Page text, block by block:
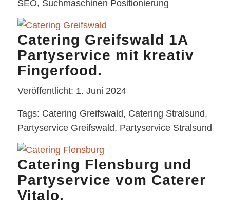
SEO, Suchmaschinen Positionierung
Catering Greifswald 1A
Partyservice mit kreativ
Fingerfood.
Veröffentlicht: 1. Juni 2024
Tags: Catering Greifswald, Catering Stralsund,
Partyservice Greifswald, Partyservice Stralsund
Catering Flensburg und
Partyservice vom Caterer
Vitalo.